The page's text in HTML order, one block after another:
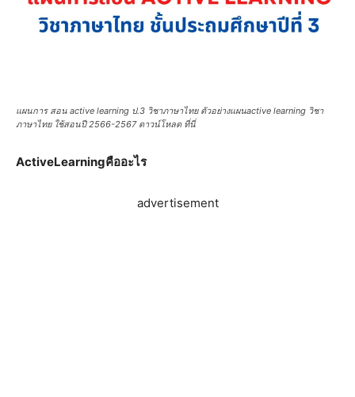
แผนการ สอน active learning ป.3 วิชาภาษาไทย ตัวอย่างแผนactive learning วิชา
ภาษาไทย ใช้สอนปี 2566-2567 ดาวน์โหลด ที่นี่
ActiveLearningคืออะไร
advertisement